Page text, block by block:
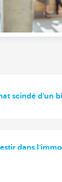
scindé d'un
dans